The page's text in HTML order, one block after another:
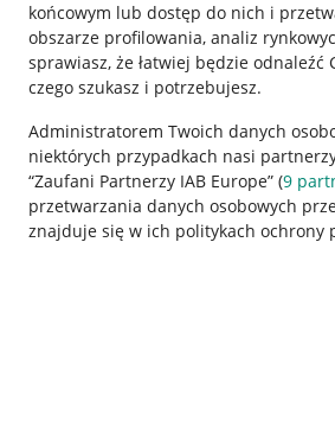
końcowym lub dostęp do nich i
obszarze profilowania, analiz
sprawiasz, że łatwiej będzie odnaleźć
czego szukasz i potrzebujesz.
Administratorem Twoich danych
niektórych przypadkach nasi
“Zaufani Partnerzy IAB Europe” (9
przetwarzania danych osobowych
znajduje się w ich politykach ochrony
Przydatne informacje
Jak to działa
Napisz do nas
Allegro Gadane dla sprzedających